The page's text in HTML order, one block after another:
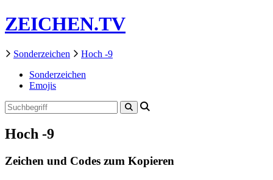
ZEICHEN.TV
Sonderzeichen
Hoch -9
Sonderzeichen
Emojis
Hoch -9
Zeichen und Codes zum Kopieren